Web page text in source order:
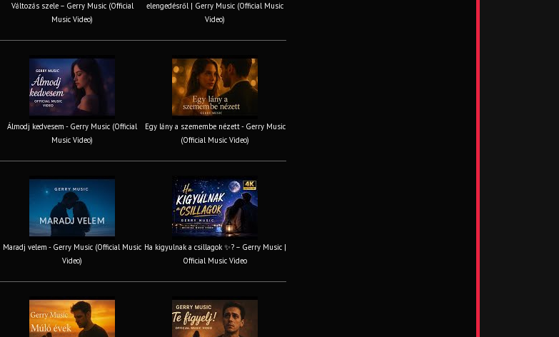
Változás szele – Gerry Music (Official
Music Video)
elengedésről | Gerry Music (Official Music
Video)
Álmodj kedvesem - Gerry Music (Official
Music Video)
Egy lány a szemembe nézett - Gerry Music
(Official Music Video)
Maradj velem - Gerry Music (Official Music
Video)
Ha kigyulnak a csillagok ✨? – Gerry Music |
Official Music Video